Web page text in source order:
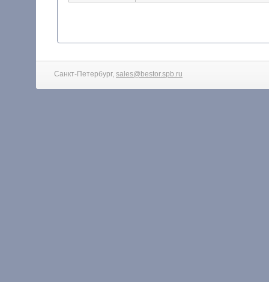
Санкт-Петербург, sales@bestor.spb.ru